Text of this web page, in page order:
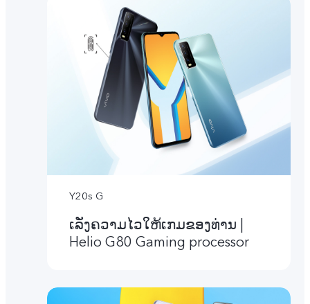
Y20s G
ເລັ່ງຄວາມໄວໃຫ້ເກມຂອງທ່ານ |
Helio G80 Gaming processor